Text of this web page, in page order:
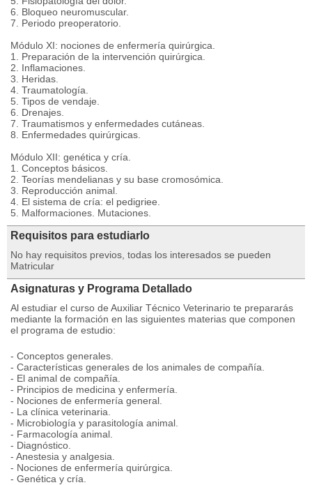
6. Bloqueo neuromuscular.
7. Periodo preoperatorio.
Módulo XI: nociones de enfermería quirúrgica.
1. Preparación de la intervención quirúrgica.
2. Inflamaciones.
3. Heridas.
4. Traumatología.
5. Tipos de vendaje.
6. Drenajes.
7. Traumatismos y enfermedades cutáneas.
8. Enfermedades quirúrgicas.
Módulo XII: genética y cría.
1. Conceptos básicos.
2. Teorías mendelianas y su base cromosómica.
3. Reproducción animal.
4. El sistema de cría: el pedigriee.
5. Malformaciones. Mutaciones.
Requisitos para estudiarlo
No hay requisitos previos, todas los interesados se pueden
Matricular
Asignaturas y Programa Detallado
Al estudiar el curso de Auxiliar Técnico Veterinario te prepararás
mediante la formación en las siguientes materias que componen
el programa de estudio:
- Conceptos generales.
- Características generales de los animales de compañía.
- El animal de compañía.
- Principios de medicina y enfermería.
- Nociones de enfermería general.
- La clínica veterinaria.
- Microbiología y parasitología animal.
- Farmacología animal.
- Diagnóstico.
- Anestesia y analgesia.
- Nociones de enfermería quirúrgica.
- Genética y cría.